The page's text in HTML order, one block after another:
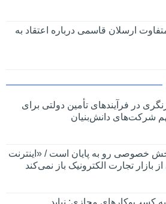
ارسلان قاسمی درباره اعتقاد به
در فرآیندهای تأمین دولتی برای
شرکت‌های دانش‌بنیان
خصوصی رو به پایان است / «اینترنت
بازار تجارت الکترونیک باز نمی‌کند